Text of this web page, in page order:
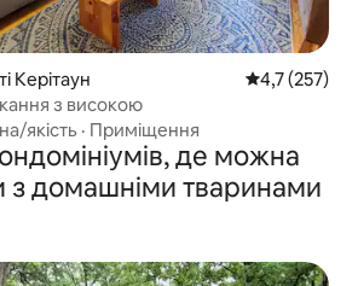
Керітаун Середня
4,7 (257)
з високою
якість · Приміщення
де можна
з домашніми тваринами